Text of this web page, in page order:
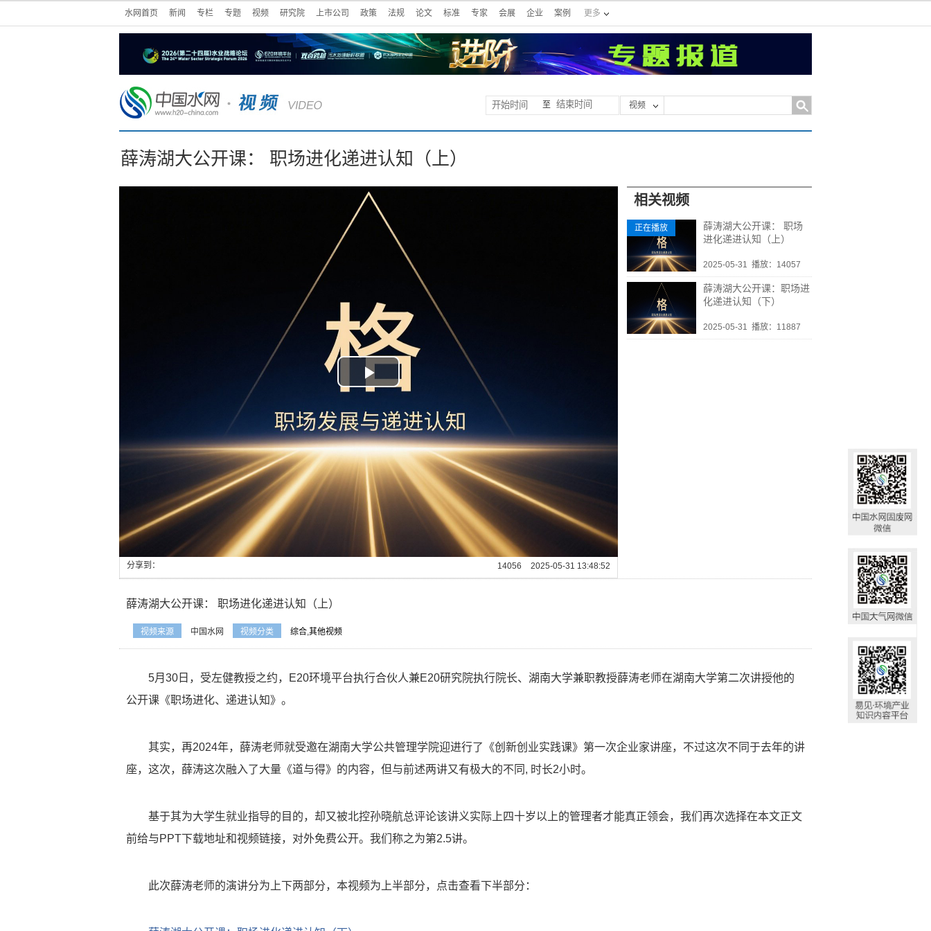
水网首页 新闻 专栏 专题 视频 研究院 上市公司 政策 法规 论文 标准 专家 会展 企业 案例 更多
至 视频
薛涛湖大公开课： 职场进化递进认知（上）
Play
Video
分享到： 14056 2025-05-31 13:48:52
相关视频
薛涛湖大公开课： 职场
进化递进认知（上）
2025-05-31 播放：14057
正在播放
薛涛湖大公开课：职场进
化递进认知（下）
2025-05-31 播放：11887
薛涛湖大公开课： 职场进化递进认知（上）
视频来源 中国水网 视频分类 综合,其他视频
5月30日，受左健教授之约，E20环境平台执行合伙人兼E20研究院执行院长、湖南大学兼职教授薛涛老师在湖南大学第二次讲授他的
公开课《职场进化、递进认知》。
其实，再2024年，薛涛老师就受邀在湖南大学公共管理学院迎进行了《创新创业实践课》第一次企业家讲座，不过这次不同于去年的讲
座，这次，薛涛这次融入了大量《道与得》的内容，但与前述两讲又有极大的不同, 时长2小时。
基于其为大学生就业指导的目的，却又被北控孙晓航总评论该讲义实际上四十岁以上的管理者才能真正领会，我们再次选择在本文正文
前给与PPT下载地址和视频链接，对外免费公开。我们称之为第2.5讲。
此次薛涛老师的演讲分为上下两部分，本视频为上半部分，点击查看下半部分：